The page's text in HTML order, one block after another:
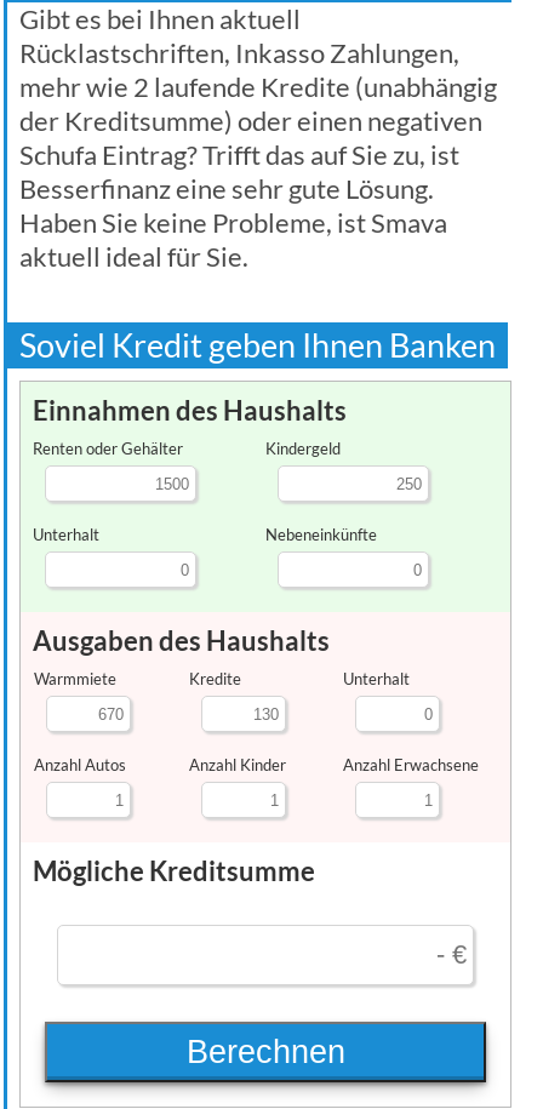
Gibt es bei Ihnen aktuell
Rücklastschriften, Inkasso Zahlungen,
mehr wie 2 laufende Kredite (unabhängig
der Kreditsumme) oder einen negativen
Schufa Eintrag? Trifft das auf Sie zu, ist
Besserfinanz eine sehr gute Lösung.
Haben Sie keine Probleme, ist Smava
aktuell ideal für Sie.
Soviel Kredit geben Ihnen Banken
Einnahmen des Haushalts
Renten oder Gehälter Kindergeld
Unterhalt Nebeneinkünfte
Ausgaben des Haushalts
Warmmiete Kredite Unterhalt
Anzahl Autos Anzahl Kinder Anzahl Erwachsene
Mögliche Kreditsumme
Berechnen